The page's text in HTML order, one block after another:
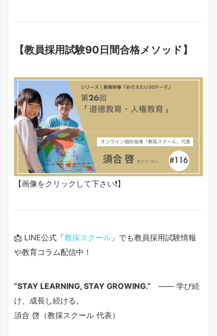
【教員採用試験90日間合格メソッド】
【画像をクリックして下さい❗️】
📩 LINE公式「教採スクール 」でも教員採用試験情報
や教育コラム配信中！
”STAY LEARNING, STAY GROWING.” —— 学び続
け、成長し続ける。
須合 啓（教採スクール 代表）